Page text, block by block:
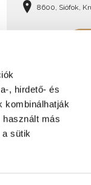
, hirdető- és
kombinálhatják
más
sütik
8600, Siófok,